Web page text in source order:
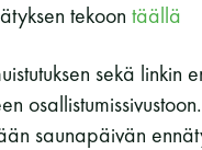
tekoon täällä
sekä linkin
saunapäivän